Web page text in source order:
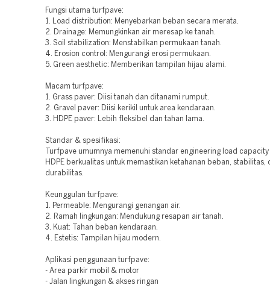
Fungsi utama turfpave:
1. Load distribution: Menyebarkan beban secara merata.
2. Drainage: Memungkinkan air meresap ke tanah.
3. Soil stabilization: Menstabilkan permukaan tanah.
4. Erosion control: Mengurangi erosi permukaan.
5. Green aesthetic: Memberikan tampilan hijau alami.
Macam turfpave:
1. Grass paver: Diisi tanah dan ditanami rumput.
2. Gravel paver: Diisi kerikil untuk area kendaraan.
3. HDPE paver: Lebih fleksibel dan tahan lama.
Standar & spesifikasi:
Turfpave umumnya memenuhi standar engineering load
HDPE berkualitas untuk memastikan ketahanan beban, stabilitas,
durabilitas.
Keunggulan turfpave:
1. Permeable: Mengurangi genangan air.
2. Ramah lingkungan: Mendukung resapan air tanah.
3. Kuat: Tahan beban kendaraan.
4. Estetis: Tampilan hijau modern.
Aplikasi penggunaan turfpave:
- Area parkir mobil & motor
- Jalan lingkungan & akses ringan